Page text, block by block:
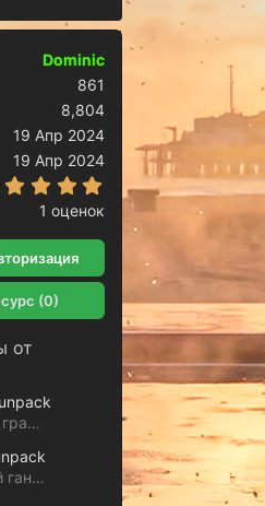
Dominic
861
8,804
19 Апр 2024
19 Апр 2024
5.00 звёзд
1 оценок
(0)
от
Красивый градиент ганпак
Объемный ганпак, светится в темноте